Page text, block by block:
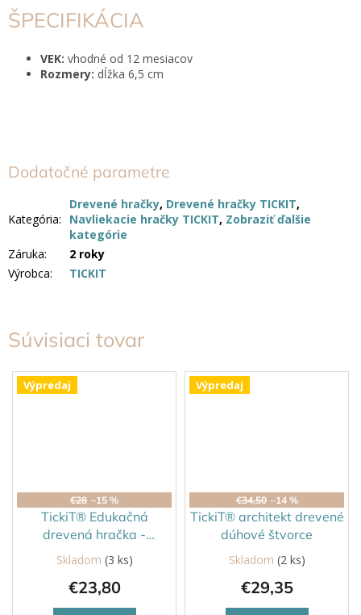
Súvisiaci tovar
Výpredaj
€28 –15 %
TickiT® Edukačná
drevená hračka -
navliekanie tvarov
Skladom (3 ks)
€23,80
Výpredaj
€34,50 –14 %
TickiT® architekt drevené
dúhové štvorce
Skladom (2 ks)
€29,35
ŠPECIFIKÁCIA
VEK: vhodné od 12 mesiacov
Rozmery: dĺžka 6,5 cm
Dodatočné parametre
Kategória:
Drevené hračky, Drevené hračky TICKIT,
Navliekacie hračky TICKIT, Zobraziť ďalšie
kategórie
Záruka:
2 roky
Výrobca: TICKIT